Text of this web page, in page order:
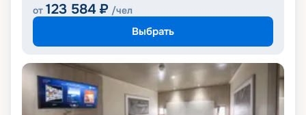
от 123 584 ₽ /чел
Выбрать